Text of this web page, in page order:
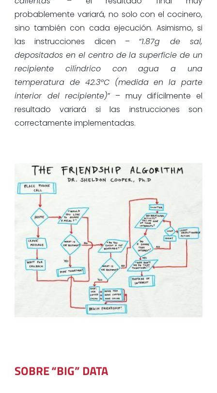
probablemente variará, no solo con el cocinero,
sino también con cada ejecución. Asimismo, si
las instrucciones dicen – “1.87g de sal,
depositados en el centro de la superficie de un
recipiente cilíndrico con agua a una
temperatura de 42.3ºC (medida en la parte
interior del recipiente)” – muy difícilmente el
resultado variará si las instrucciones son
correctamente implementadas.
SOBRE “BIG” DATA